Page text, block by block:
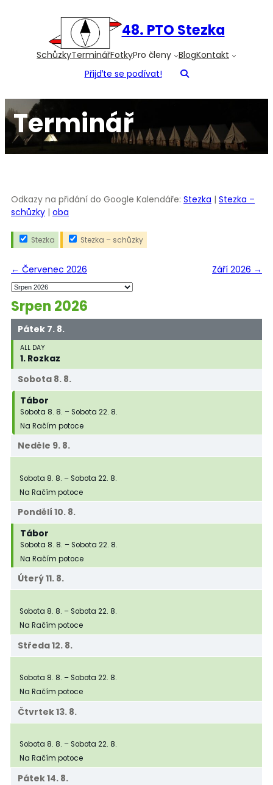
48. PTO Stezka
SchůzkyTerminářFotkyPro členy BlogKontakt
Přijďte se podívat!
Terminář
Odkazy na přidání do Google Kalendáře: Stezka | Stezka –
schůzky | oba
Stezka Stezka – schůzky
← Červenec 2026 Září 2026 →
Srpen 2026
Pátek 7. 8.
ALL DAY
1. Rozkaz
Sobota 8. 8.
Tábor
Sobota 8. 8. –Sobota 22. 8.
Na Račím potoce
Neděle 9. 8.
Sobota 8. 8. –Sobota 22. 8.
Na Račím potoce
Pondělí 10. 8.
Tábor
Sobota 8. 8. –Sobota 22. 8.
Na Račím potoce
Úterý11. 8.
Sobota 8. 8. –Sobota 22. 8.
Na Račím potoce
Středa12. 8.
Sobota 8. 8. –Sobota 22. 8.
Na Račím potoce
Čtvrtek13. 8.
Sobota 8. 8. –Sobota 22. 8.
Na Račím potoce
Pátek14. 8.